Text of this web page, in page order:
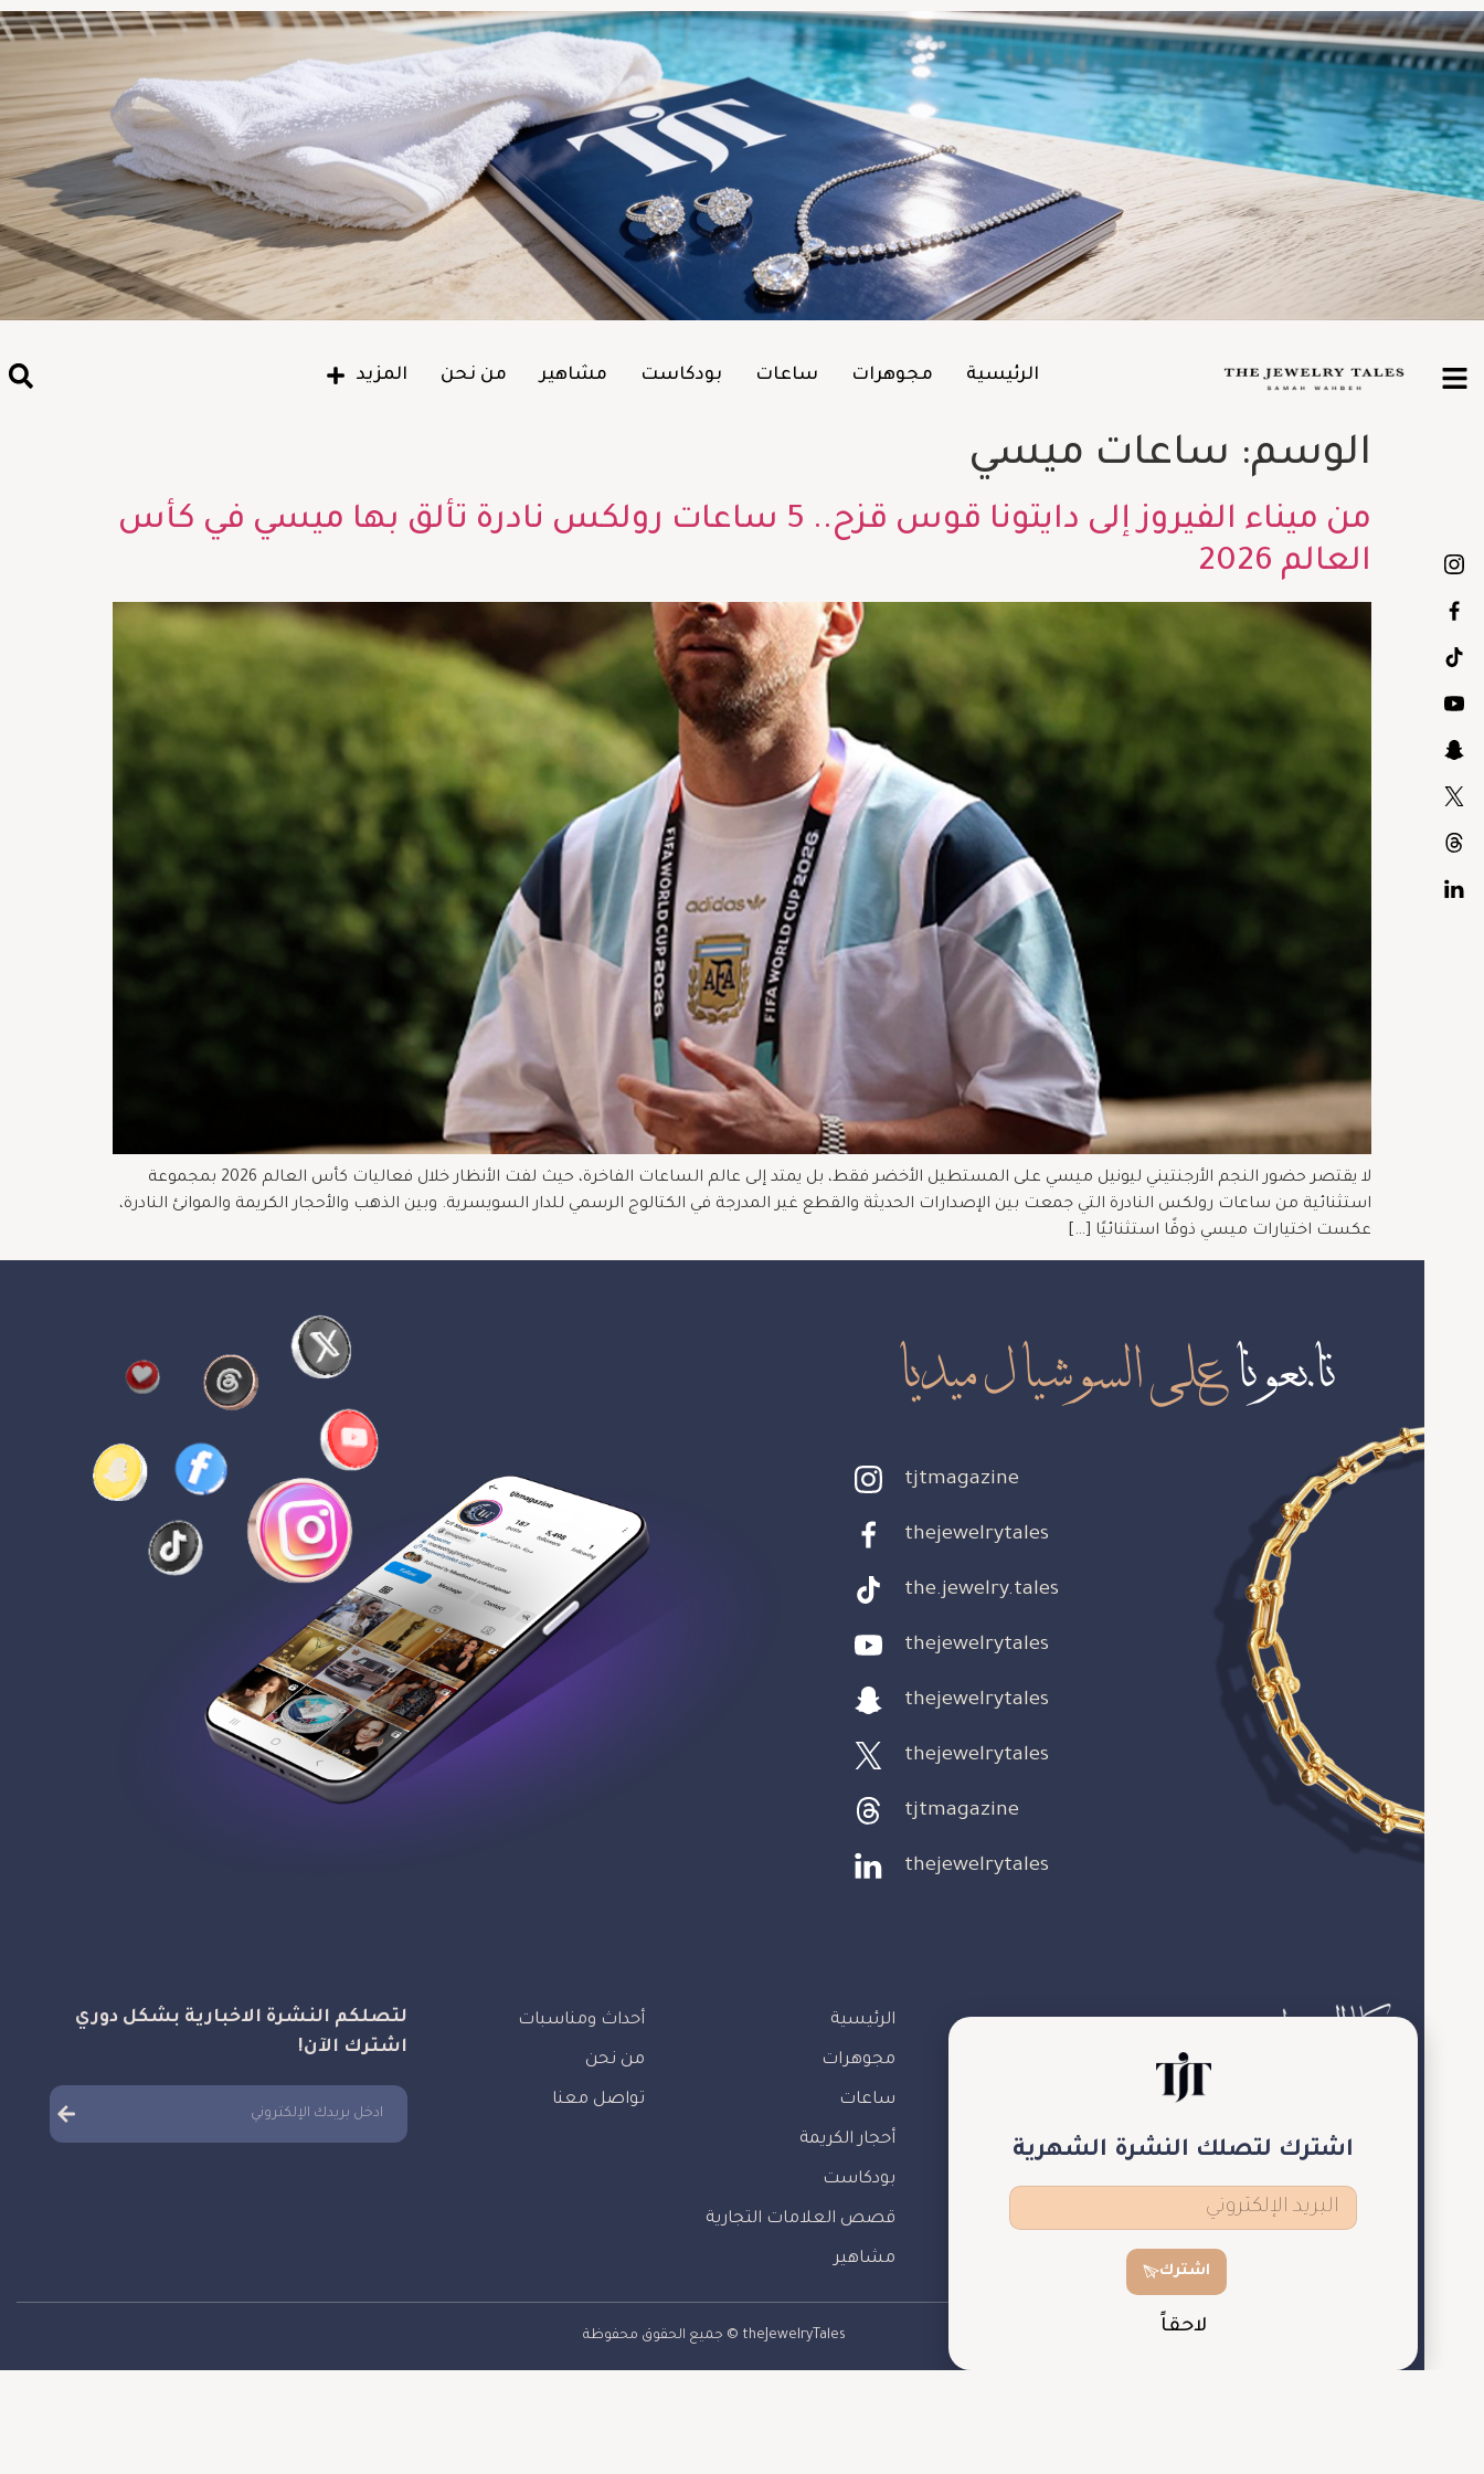
الرئيسية مجوهرات ساعات بودكاست مشاهير من نحن المزيد
الوسم: ساعات ميسي
من ميناء الفيروز إلى دايتونا قوس قزح.. 5 ساعات رولكس نادرة تألق بها ميسي في كأس
العالم 2026
لا يقتصر حضور النجم الأرجنتيني ليونيل ميسي على المستطيل الأخضر فقط، بل يمتد إلى عالم الساعات الفاخرة، حيث لفت الأنظار خلال فعاليات كأس العالم 2026 بمجموعة
استثنائية من ساعات رولكس النادرة التي جمعت بين الإصدارات الحديثة والقطع غير المدرجة في الكتالوج الرسمي للدار السويسرية. وبين الذهب والأحجار الكريمة والموانئ النادرة،
عكست اختيارات ميسي ذوقًا استثنائيًا […]
تابعوناعلى السوشيال ميديا
tjtmagazine
thejewelrytales
the.jewelry.tales
thejewelrytales
thejewelrytales
thejewelrytales
tjtmagazine
thejewelrytales
من شأنها أن تلهم الأشخاص المهتمين بهذا العالم.
الرئيسية
مجوهرات
ساعات
أحجار الكريمة
بودكاست
قصص العلامات التجارية
مشاهير
أحداث ومناسبات
من نحن
تواصل معنا
لتصلكم النشرة الاخبارية بشكل دوري
اشترك الآن!
theJewelryTales © جميع الحقوق محفوظة
اشترك لتصلك النشرة الشهرية
اشترك
لاحقاً